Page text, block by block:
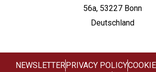
56a, 53227 Bonn
Deutschland
NEWSLETTER PRIVACY POLICY